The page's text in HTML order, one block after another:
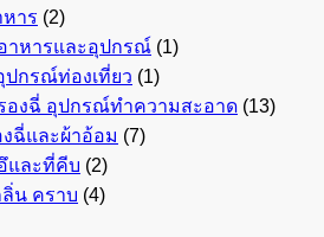
าร (2)
าหารและอุปกรณ์ (1)
ปกรณ์ท่องเที่ยว (1)
องฉี่ อุปกรณ์ทำความสะอาด (13)
ฉี่และผ้าอ้อม (7)
และที่คีบ (2)
น คราบ (4)